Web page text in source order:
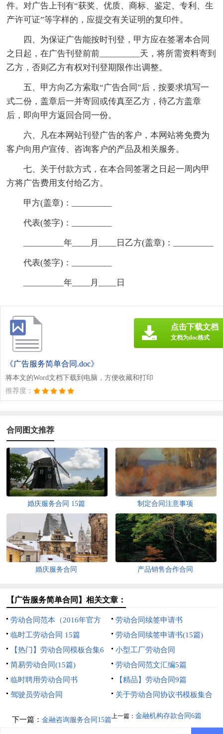
件。对广告上刊有“获奖、优质、商标、鉴定、专利、生
产许可证”等字样的，应提交有关证明的复印件。
四、为保证广告能按时刊登，甲方应在签署本合同
之日起，在广告刊登前前_________天，将所需资料寄到
乙方，否则乙方有权对刊登期限作出调整。
五、甲方向乙方索取“广告合同”后，按要求填写一
式二份，盖章后一并寄回或传真至乙方，待乙方盖章
后，即向甲方返回合同一份。
六、凡在本网站刊登广告的客户，本网站将免费为
客户向用户宣传、咨询客户的产品及相关服务。
七、关于付款方式，在本合同签署之日起一周内甲
方将广告费用支付给乙方。
甲方(盖章)：_________
代表(签字)：_________
_________年____月____日乙方(盖章)：_________
代表(签字)：_________
_________年____月____日
《广告服务简单合同.doc》
将本文的Word文档下载到电脑，方便收藏和打印
推荐度：
点击下载文档
文档为doc格式
合同图文推荐
婚庆服务合同 15篇 制定合同注意事项
婚庆服务合同 产品销售合作合同
【广告服务简单合同】相关文章：
劳动合同范本（2016年官方
版）
劳动合同续签申请书
临时工劳动合同 15篇
劳动合同续签申请书(15篇)
【热门】劳动合同模板合集6
篇
小型工厂劳动合同
简易劳动合同(15篇)
劳动合同范文汇编5篇
临时聘用劳动合同书
【精品】劳动合同9篇
驾驶员劳动合同
关于劳动合同协议书模板集合
上一篇： 金融机构存款合同6篇
下一篇： 金融咨询服务合同15篇